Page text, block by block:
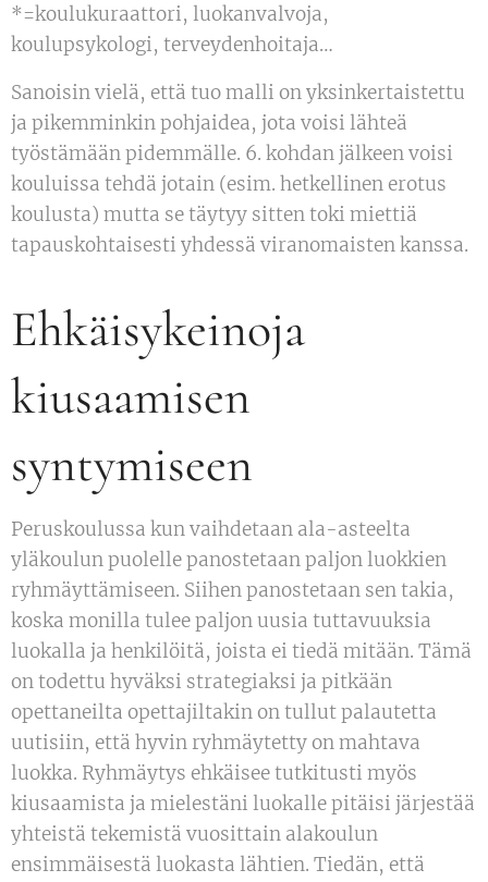
*=koulukuraattori, luokanvalvoja,
koulupsykologi, terveydenhoitaja…
Sanoisin vielä, että tuo malli on yksinkertaistettu
ja pikemminkin pohjaidea, jota voisi lähteä
työstämään pidemmälle. 6. kohdan jälkeen voisi
kouluissa tehdä jotain (esim. hetkellinen erotus
koulusta) mutta se täytyy sitten toki miettiä
tapauskohtaisesti yhdessä viranomaisten kanssa.
Ehkäisykeinoja
kiusaamisen
syntymiseen
Peruskoulussa kun vaihdetaan ala-asteelta
yläkoulun puolelle panostetaan paljon luokkien
ryhmäyttämiseen. Siihen panostetaan sen takia,
koska monilla tulee paljon uusia tuttavuuksia
luokalla ja henkilöitä, joista ei tiedä mitään. Tämä
on todettu hyväksi strategiaksi ja pitkään
opettaneilta opettajiltakin on tullut palautetta
uutisiin, että hyvin ryhmäytetty on mahtava
luokka. Ryhmäytys ehkäisee tutkitusti myös
kiusaamista ja mielestäni luokalle pitäisi järjestää
yhteistä tekemistä vuosittain alakoulun
ensimmäisestä luokasta lähtien. Tiedän, että